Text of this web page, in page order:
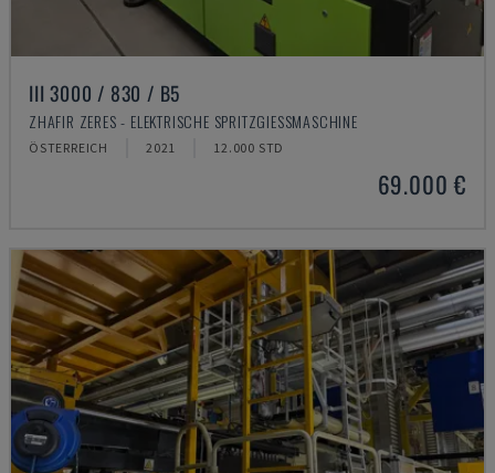
III 3000 / 830 / B5
ZHAFIR ZERES - ELEKTRISCHE SPRITZGIESSMASCHINE
ÖSTERREICH 2021 12.000 STD
69.000 €